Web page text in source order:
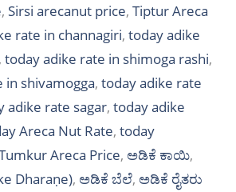
, Sirsi arecanut price, Tiptur Areca
rate in channagiri, today adike
, today adike rate in shimoga rashi,
shivamogga, today adike rate
adike rate sagar, today adike
Areca Nut Rate, today
Areca Price, ಅಡಿಕೆ ಕಾಯಿ,
Dharaṇe), ಅಡಿಕೆ ಬೆಲೆ, ಅಡಿಕೆ ರೈತರು